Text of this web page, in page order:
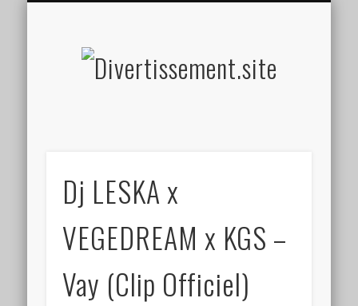
Dj LESKA x
VEGEDREAM x KGS –
Vay (Clip Officiel)